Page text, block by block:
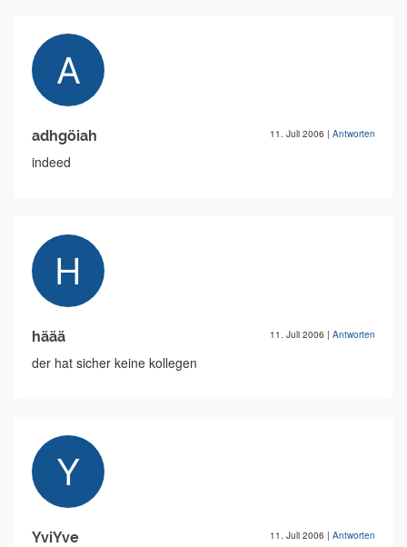
adhgöiah 11. Juli 2006 | Antworten
indeed
häää 11. Juli 2006 | Antworten
der hat sicher keine kollegen
YviYve 11. Juli 2006 | Antworten